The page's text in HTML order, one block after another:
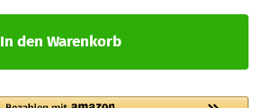
In den Warenkorb